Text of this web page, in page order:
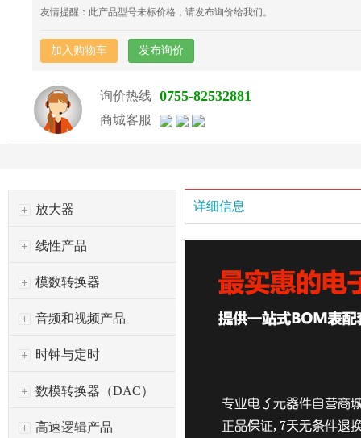
友情提醒：此产品型号未标价格，请发布询价给我们。
加入购物车 发布询价
询价热线 0755-82532881
商城客服
放大器
线性产品
模数转换器
音频和视频产品
时钟与定时
数模转换器（DAC）
高速逻辑产品
详细信息